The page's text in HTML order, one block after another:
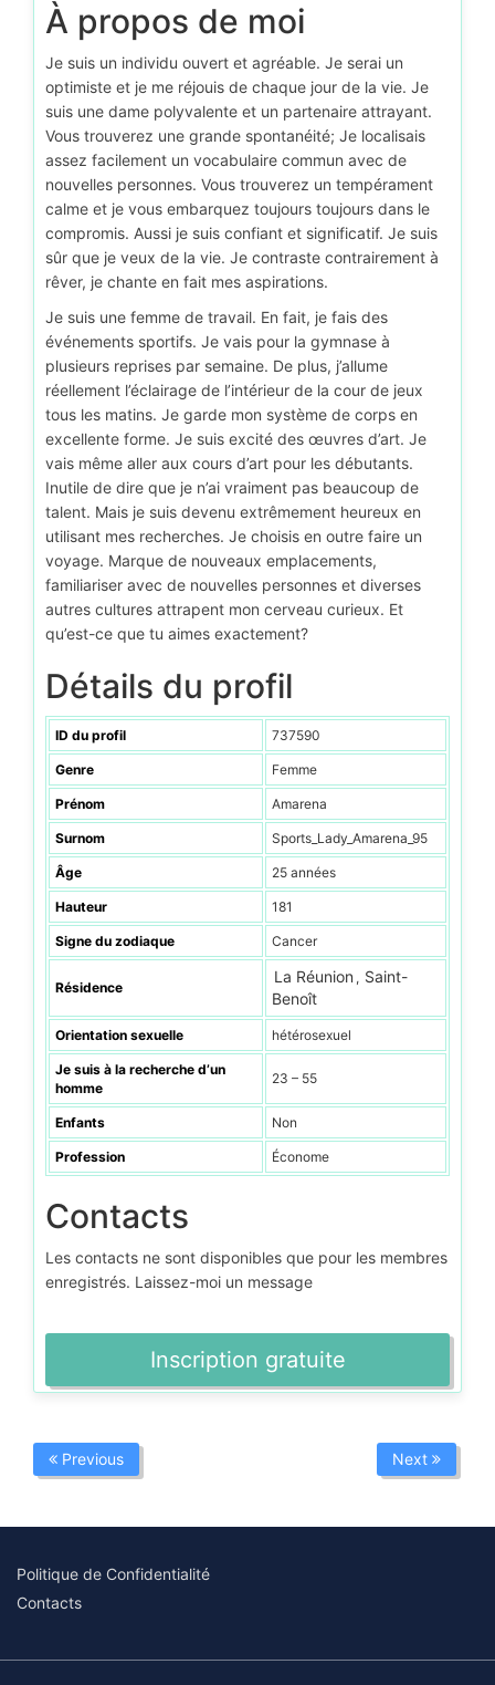
À propos de moi
Je suis un individu ouvert et agréable. Je serai un
optimiste et je me réjouis de chaque jour de la vie. Je
suis une dame polyvalente et un partenaire attrayant.
Vous trouverez une grande spontanéité; Je localisais
assez facilement un vocabulaire commun avec de
nouvelles personnes. Vous trouverez un tempérament
calme et je vous embarquez toujours toujours dans le
compromis. Aussi je suis confiant et significatif. Je suis
sûr que je veux de la vie. Je contraste contrairement à
rêver, je chante en fait mes aspirations.
Je suis une femme de travail. En fait, je fais des
événements sportifs. Je vais pour la gymnase à
plusieurs reprises par semaine. De plus, j’allume
réellement l’éclairage de l’intérieur de la cour de jeux
tous les matins. Je garde mon système de corps en
excellente forme. Je suis excité des œuvres d’art. Je
vais même aller aux cours d’art pour les débutants.
Inutile de dire que je n’ai vraiment pas beaucoup de
talent. Mais je suis devenu extrêmement heureux en
utilisant mes recherches. Je choisis en outre faire un
voyage. Marque de nouveaux emplacements,
familiariser avec de nouvelles personnes et diverses
autres cultures attrapent mon cerveau curieux. Et
qu’est-ce que tu aimes exactement?
Détails du profil
ID du profil 737590
Genre Femme
Prénom Amarena
Surnom Sports_Lady_Amarena_95
Âge 25 années
Hauteur 181
Signe du zodiaque Cancer
Résidence
La Réunion , Saint-
Benoît
Orientation sexuelle hétérosexuel
Je suis à la recherche d’un
homme
23 – 55
Enfants Non
Profession Économe
Contacts
Les contacts ne sont disponibles que pour les membres
enregistrés. Laissez-moi un message
Inscription gratuite
Previous Next
Politique de Confidentialité
Contacts